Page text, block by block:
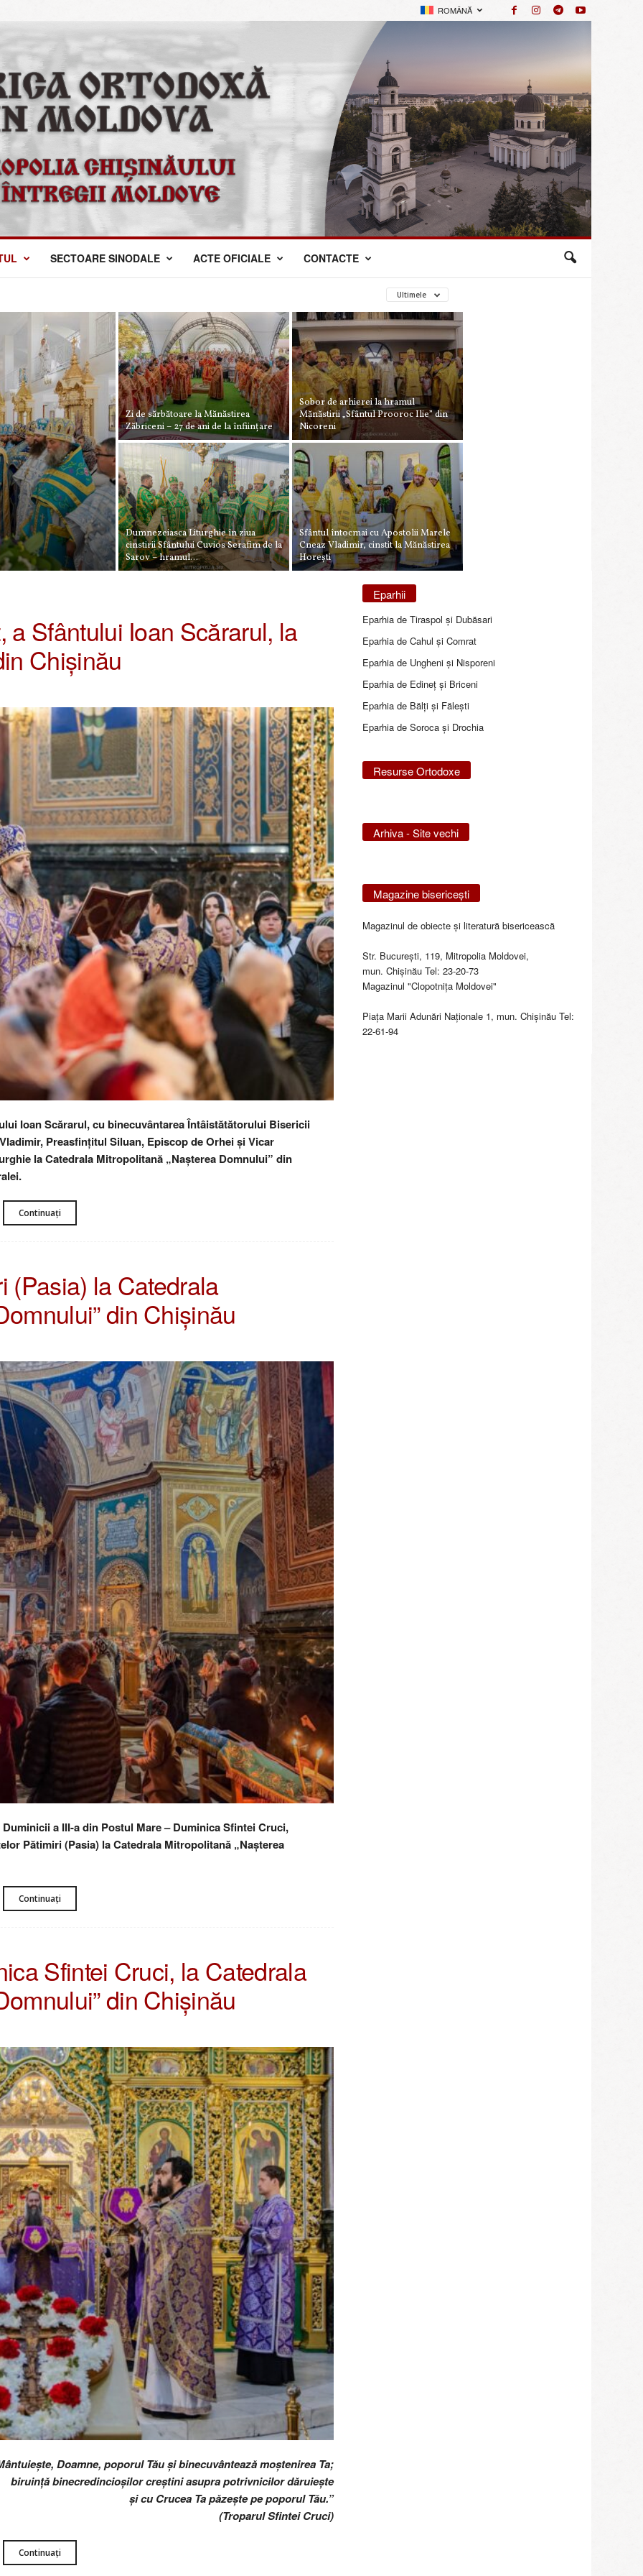
ROMÂNĂ
SECTOARE SINODALE ACTE OFICIALE CONTACTE
Ultimele
Zi de sărbătoare la Mănăstirea
Zăbriceni – 27 de ani de la înființare
Sobor de arhierei la hramul
Mănăstirii „Sfântul Prooroc Ilie” din
Nicoreni
Dumnezeiasca Liturghie în ziua
cinstirii Sfântului Cuvios Serafim de la
Sarov – hramul...
Sfântul întocmai cu Apostolii Marele
Cneaz Vladimir, cinstit la Mănăstirea
Horești
a Sfântului Ioan Scărarul, la
Chișinău
Ioan Scărarul, cu binecuvântarea Întâistătătorului Bisericii
Preasfințitul Siluan, Episcop de Orhei și Vicar
la Catedrala Mitropolitană „Nașterea Domnului” din
Continuați
(Pasia) la Catedrala
din Chișinău
a III-a din Postul Mare – Duminica Sfintei Cruci,
Pătimiri (Pasia) la Catedrala Mitropolitană „Nașterea
Continuați
Sfintei Cruci, la Catedrala
din Chișinău
Doamne, poporul Tău și binecuvântează moștenirea Ta;
biruință binecredincioșilor creștini asupra potrivnicilor dăruiește
și cu Crucea Ta păzește pe poporul Tău.”
(Troparul Sfintei Cruci)
Continuați
Eparhii
Eparhia de Tiraspol și Dubăsari
Eparhia de Cahul și Comrat
Eparhia de Ungheni și Nisporeni
Eparhia de Edineţ şi Briceni
Eparhia de Bălţi şi Făleşti
Eparhia de Soroca și Drochia
Resurse Ortodoxe
Arhiva - Site vechi
Magazine bisericeşti
Magazinul de obiecte şi literatură bisericească
Str. Bucureşti, 119, Mitropolia Moldovei,
mun. Chişinău Tel: 23-20-73
Magazinul "Clopotniţa Moldovei"
Piaţa Marii Adunări Naţionale 1, mun. Chişinău Tel:
22-61-94